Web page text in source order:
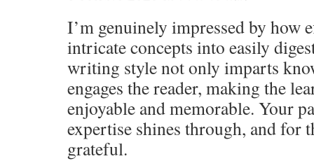
I’m genuinely impressed by how
intricate concepts into easily
writing style not only imparts
engages the reader, making the
enjoyable and memorable. Your
expertise shines through, and for
grateful.